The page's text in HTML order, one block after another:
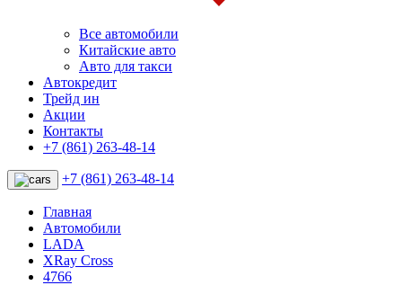
Все автомобили
Китайские авто
Авто для такси
Автокредит
Трейд ин
Акции
Контакты
+7 (861) 263-48-14
+7 (861) 263-48-14
Главная
Автомобили
LADA
XRay Cross
4766